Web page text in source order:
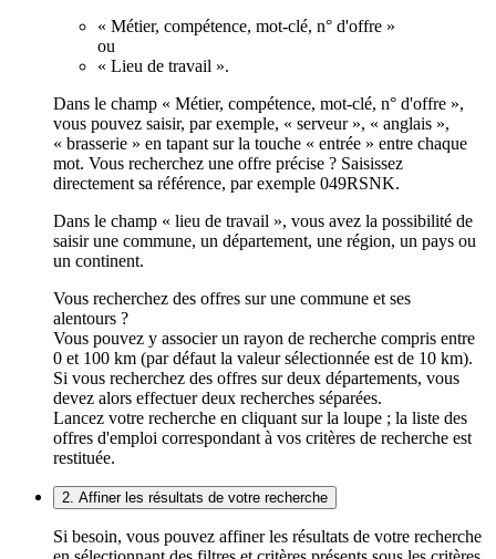
« Métier, compétence, mot-clé, n° d'offre »
ou
« Lieu de travail ».
Dans le champ « Métier, compétence, mot-clé, n° d'offre »,
vous pouvez saisir, par exemple, « serveur », « anglais »,
« brasserie » en tapant sur la touche « entrée » entre chaque
mot. Vous recherchez une offre précise ? Saisissez
directement sa référence, par exemple 049RSNK.
Dans le champ « lieu de travail », vous avez la possibilité de
saisir une commune, un département, une région, un pays ou
un continent.
Vous recherchez des offres sur une commune et ses
alentours ?
Vous pouvez y associer un rayon de recherche compris entre
0 et 100 km (par défaut la valeur sélectionnée est de 10 km).
Si vous recherchez des offres sur deux départements, vous
devez alors effectuer deux recherches séparées.
Lancez votre recherche en cliquant sur la loupe ; la liste des
offres d'emploi correspondant à vos critères de recherche est
restituée.
2. Affiner les résultats de votre recherche
Si besoin, vous pouvez affiner les résultats de votre recherche